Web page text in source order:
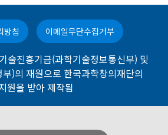
방침 이메일무단수집거부
술진흥기금(과학기술정보통신부) 및
)의 재원으로 한국과학창의재단의
원을 받아 제작됨